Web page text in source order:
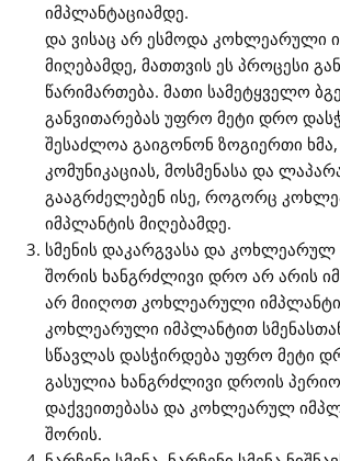
იმპლანტაციამდე.
და ვისაც არ ესმოდა კოხლეარული
მიღებამდე, მათთვის ეს პროცესი
წარიმართება. მათი სამეტყველო
განვითარებას უფრო მეტი დრო
შესაძლოა გაიგონონ ზოგიერთი ხმა,
კომუნიკაციას, მოსმენასა და
გააგრძელებენ ისე, როგორც
იმპლანტის მიღებამდე.
სმენის დაკარგვასა და კოხლეარულ
შორის ხანგრძლივი დრო არ არის
არ მიიღოთ კოხლეარული
კოხლეარული იმპლანტით
სწავლას დასჭირდება უფრო მეტი
გასულია ხანგრძლივი დროის
დაქვეითებასა და კოხლეარულ
შორის.